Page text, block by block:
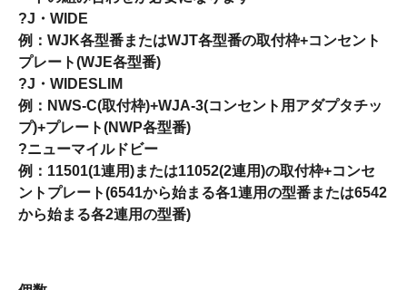
?J・WIDE
例：WJK各型番またはWJT各型番の取付枠+コンセント
プレート(WJE各型番)
?J・WIDESLIM
例：NWS-C(取付枠)+WJA-3(コンセント用アダプタチッ
プ)+プレート(NWP各型番)
?ニューマイルドビー
例：11501(1連用)または11052(2連用)の取付枠+コンセ
ントプレート(6541から始まる各1連用の型番または6542
から始まる各2連用の型番)